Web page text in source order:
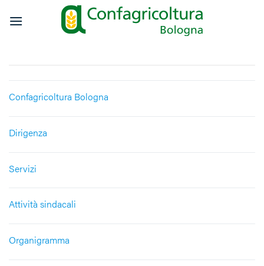
Confagricoltura Bologna
Dirigenza
Servizi
Attività sindacali
Organigramma